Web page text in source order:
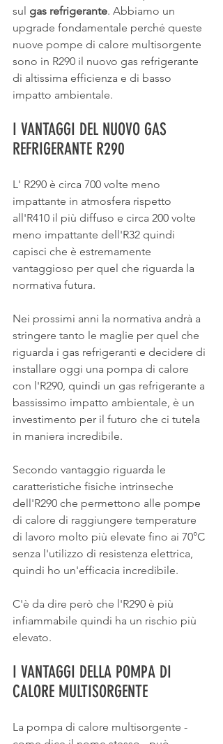
sul gas refrigerante. Abbiamo un
upgrade fondamentale perché queste
nuove pompe di calore multisorgente
sono in R290 il nuovo gas refrigerante
di altissima efficienza e di basso
impatto ambientale.
I VANTAGGI DEL NUOVO GAS
REFRIGERANTE R290
L' R290 è circa 700 volte meno
impattante in atmosfera rispetto
all'R410 il più diffuso e circa 200 volte
meno impattante dell'R32 quindi
capisci che è estremamente
vantaggioso per quel che riguarda la
normativa futura.
Nei prossimi anni la normativa andrà a
stringere tanto le maglie per quel che
riguarda i gas refrigeranti e decidere di
installare oggi una pompa di calore
con l'R290, quindi un gas refrigerante a
bassissimo impatto ambientale, è un
investimento per il futuro che ci tutela
in maniera incredibile.
Secondo vantaggio riguarda le
caratteristiche fisiche intrinseche
dell'R290 che permettono alle pompe
di calore di raggiungere temperature
di lavoro molto più elevate fino ai 70°C
senza l'utilizzo di resistenza elettrica,
quindi ho un'efficacia incredibile.
C'è da dire però che l'R290 è più
infiammabile quindi ha un rischio più
elevato.
I VANTAGGI DELLA POMPA DI
CALORE MULTISORGENTE
La pompa di calore multisorgente -